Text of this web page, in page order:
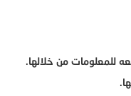
للمعلومات من خلالها.